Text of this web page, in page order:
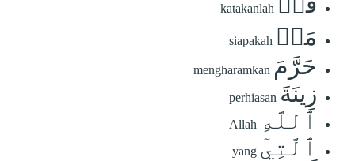
katakanlah
مَنۡ siapakah
حَرَّمَ mengharamkan
زِينَةَ perhiasan
ٱللَّهِ Allah
ٱلَّتِيٓ yang